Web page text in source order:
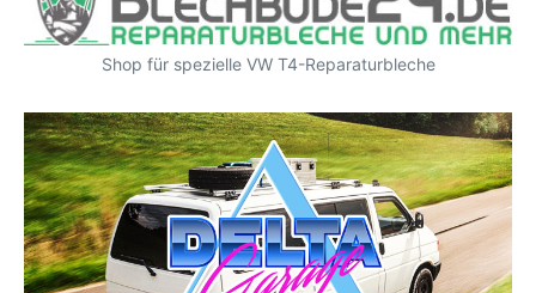
Shop für spezielle VW T4-Reparaturbleche